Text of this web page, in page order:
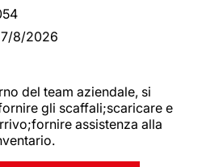
7/8/2026
del team aziendale, si
gli scaffali;scaricare e
assistenza alla